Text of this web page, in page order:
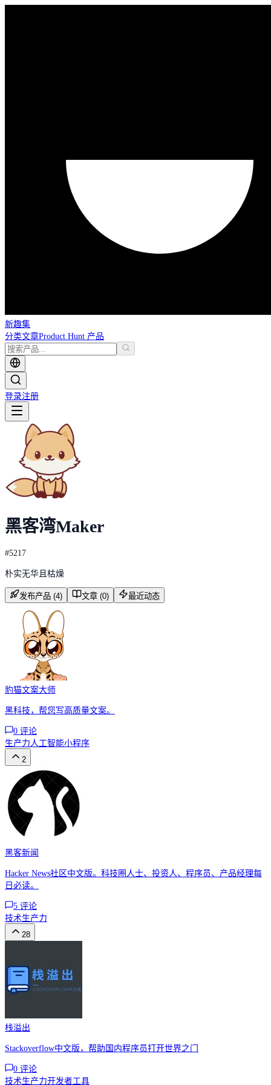
新趣集
分类文章Product Hunt 产品
登录注册
黑客湾Maker
#5217
朴实无华且枯燥
发布产品 (4) 文章 (0) 最近动态
豹猫文案大师
黑科技，帮您写高质量文案。
0 评论
生产力 人工智能小程序
2
黑客新闻
Hacker News社区中文版。科技圈人士、投资人、程序员、产品经理每
日必读。
5 评论
技术生产力
28
栈溢出
Stackoverflow中文版，帮助国内程序员打开世界之门
0 评论
技术生产力开发者工具